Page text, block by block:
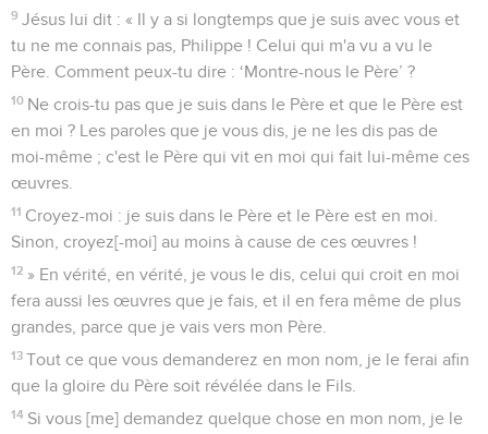
9 Jésus lui dit : « Il y a si longtemps que je suis avec vous et
tu ne me connais pas, Philippe ! Celui qui m'a vu a vu le
Père. Comment peux-tu dire : ‘Montre-nous le Père’ ?
10 Ne crois-tu pas que je suis dans le Père et que le Père est
en moi ? Les paroles que je vous dis, je ne les dis pas de
moi-même ; c'est le Père qui vit en moi qui fait lui-même ces
œuvres.
11 Croyez-moi : je suis dans le Père et le Père est en moi.
Sinon, croyez[-moi] au moins à cause de ces œuvres !
12 » En vérité, en vérité, je vous le dis, celui qui croit en moi
fera aussi les œuvres que je fais, et il en fera même de plus
grandes, parce que je vais vers mon Père.
13 Tout ce que vous demanderez en mon nom, je le ferai afin
que la gloire du Père soit révélée dans le Fils.
14 Si vous [me] demandez quelque chose en mon nom, je le